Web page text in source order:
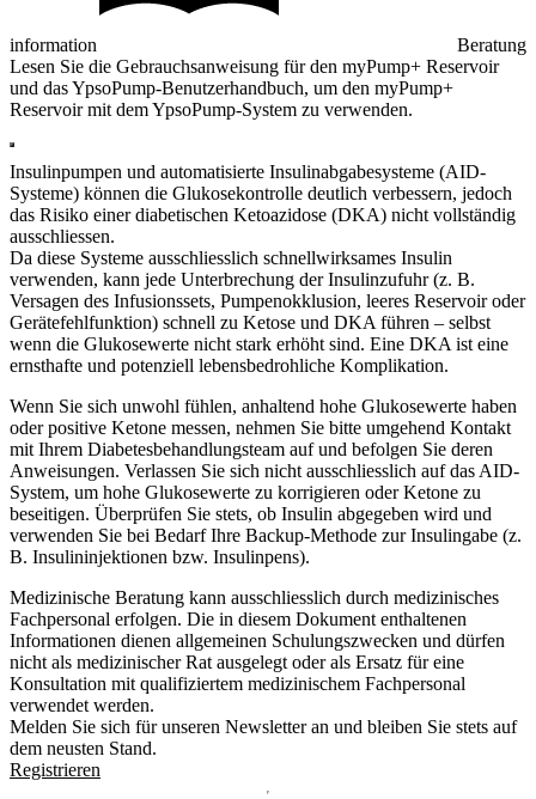
information
Beratung
Lesen Sie die Gebrauchsanweisung für den myPump+ Reservoir
und das YpsoPump-Benutzerhandbuch, um den myPump+
Reservoir mit dem YpsoPump-System zu verwenden.
Insulinpumpen und automatisierte Insulinabgabesysteme (AID-
Systeme) können die Glukosekontrolle deutlich verbessern, jedoch
das Risiko einer diabetischen Ketoazidose (DKA) nicht vollständig
ausschliessen.
Da diese Systeme ausschliesslich schnellwirksames Insulin
verwenden, kann jede Unterbrechung der Insulinzufuhr (z. B.
Versagen des Infusionssets, Pumpenokklusion, leeres Reservoir oder
Gerätefehlfunktion) schnell zu Ketose und DKA führen – selbst
wenn die Glukosewerte nicht stark erhöht sind. Eine DKA ist eine
ernsthafte und potenziell lebensbedrohliche Komplikation.
Wenn Sie sich unwohl fühlen, anhaltend hohe Glukosewerte haben
oder positive Ketone messen, nehmen Sie bitte umgehend Kontakt
mit Ihrem Diabetesbehandlungsteam auf und befolgen Sie deren
Anweisungen. Verlassen Sie sich nicht ausschliesslich auf das AID-
System, um hohe Glukosewerte zu korrigieren oder Ketone zu
beseitigen. Überprüfen Sie stets, ob Insulin abgegeben wird und
verwenden Sie bei Bedarf Ihre Backup-Methode zur Insulingabe (z.
B. Insulininjektionen bzw. Insulinpens).
Medizinische Beratung kann ausschliesslich durch medizinisches
Fachpersonal erfolgen. Die in diesem Dokument enthaltenen
Informationen dienen allgemeinen Schulungszwecken und dürfen
nicht als medizinischer Rat ausgelegt oder als Ersatz für eine
Konsultation mit qualifiziertem medizinischem Fachpersonal
verwendet werden.
Melden Sie sich für unseren Newsletter an und bleiben Sie stets auf
dem neusten Stand.
Registrieren